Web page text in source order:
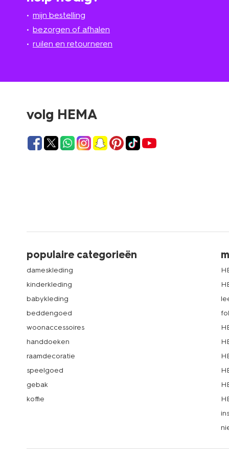
mijn bestelling
bezorgen of afhalen
ruilen en retourneren
volg HEMA
populaire categorieën
dameskleding
kinderkleding
babykleding
beddengoed
woonaccessoires
handdoeken
raamdecoratie
speelgoed
gebak
koffie